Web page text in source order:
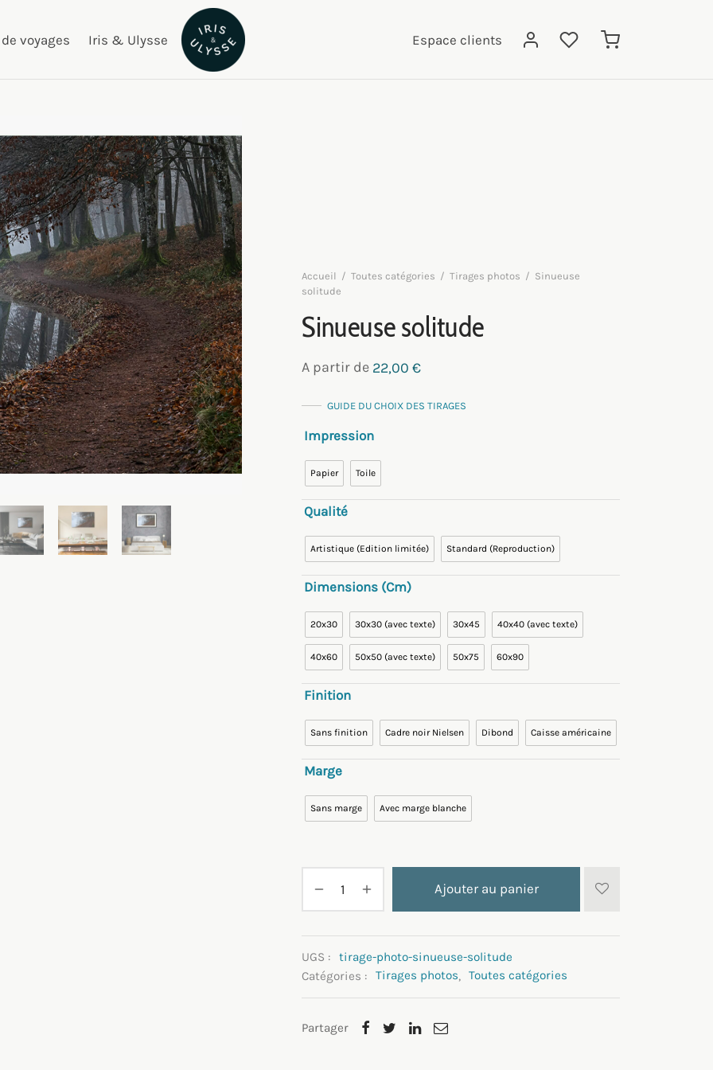
voyages Iris & Ulysse Espace clients
Accueil / Toutes catégories / Tirages photos / Sinueuse
solitude
Sinueuse solitude
A partir de 22,00 €
GUIDE DU CHOIX DES TIRAGES
Impression
Papier Toile
Qualité
Artistique (Edition limitée) Standard (Reproduction)
Dimensions (cm)
20x30 30x30 (avec texte) 30x45 40x40 (avec texte)
40x60 50x50 (avec texte) 50x75 60x90
Finition
Sans finition Cadre noir Nielsen Dibond Caisse américaine
Marge
Sans marge Avec marge blanche
Ajouter au panier
UGS :
tirage-photo-sinueuse-solitude
Catégories :
Tirages photos, Toutes catégories
Partager